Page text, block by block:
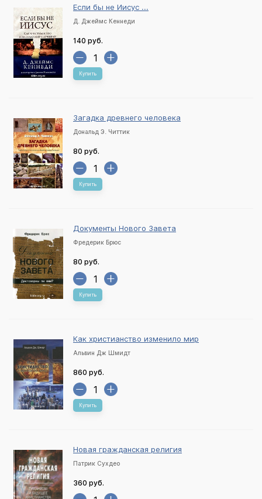
Если бы не Иисус ...
Д. Джеймс Кеннеди
140 руб.
Купить
Загадка древнего человека
Дональд Э. Читтик
80 руб.
Купить
Документы Нового Завета
Фредерик Брюс
80 руб.
Купить
Как христианство изменило мир
Альвин Дж Шмидт
860 руб.
Купить
Новая гражданская религия
Патрик Сухдео
360 руб.